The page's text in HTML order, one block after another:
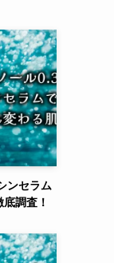
ンセラム
調査！